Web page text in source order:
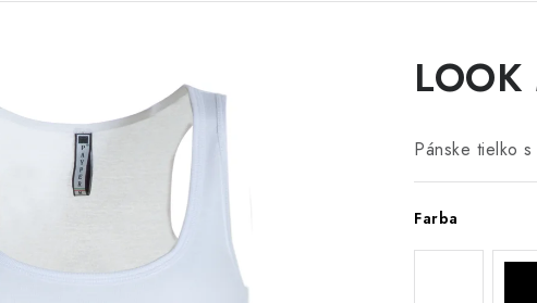
Pánske tielko
Farba